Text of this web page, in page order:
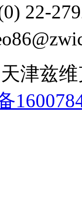
22-
津兹